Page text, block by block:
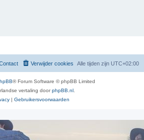
Alle tijden zijn UTC+02:00
Verwijder cookies
® Forum Software © phpBB Limited
vertaling doorphpBB.nl
| Gebruikersvoorwaarden